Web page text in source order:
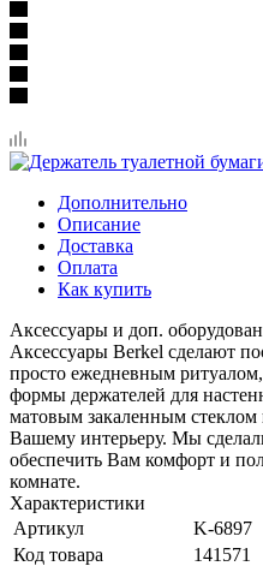
Дополнительно
Описание
Доставка
Оплата
Как купить
Аксессуары и доп.
Аксессуары Berkel сделают
просто ежедневным
формы держателей для
матовым закаленным стеклом
Вашему интерьеру. Мы
обеспечить Вам комфорт и
комнате.
Характеристики
Артикул
K-6897
Код товара
141571